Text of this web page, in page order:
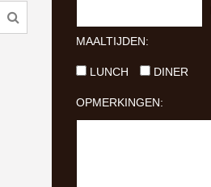
MAALTIJDEN:
LUNCH DINER
OPMERKINGEN: